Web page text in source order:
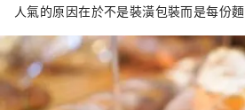
人氣的原因在於不是裝潢包裝而是每份